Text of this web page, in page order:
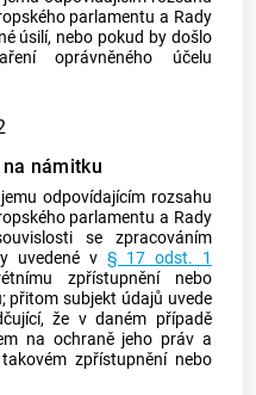
parlamentu a Rady
úsilí, nebo pokud by došlo
oprávněného účelu
námitku
odpovídajícím rozsahu
parlamentu a Rady
se zpracováním
uvedené v § 17 odst. 1
zpřístupnění nebo
přitomsubjekt údajů uvede
že v daném případě
na ochraně jeho práv a
zpřístupnění nebo